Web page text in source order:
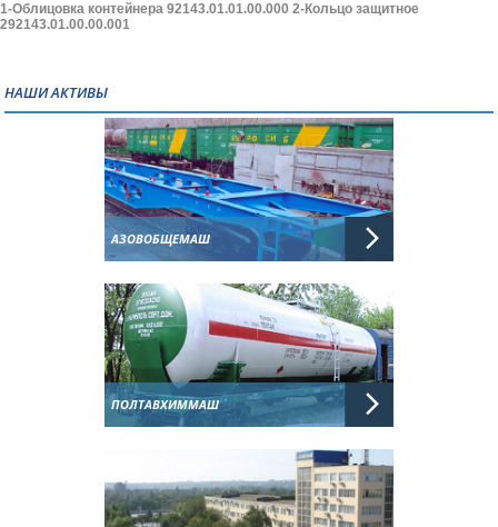
1-Облицовка контейнера 92143.01.01.00.000 2-Кольцо защитное
292143.01.00.00.001
НАШИ АКТИВЫ
АЗОВОБЩЕМАШ
ПОЛТАВХИММАШ